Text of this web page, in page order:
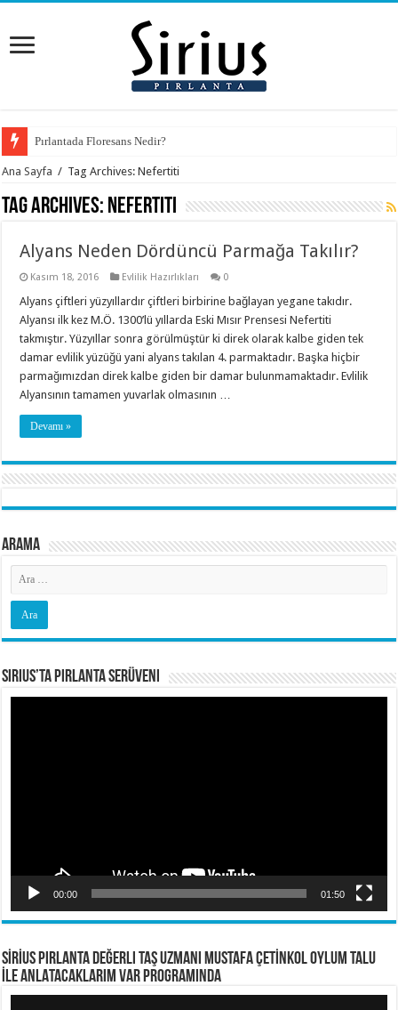
Pırlantada Floresans Nedir?
Ana Sayfa / Tag Archives: Nefertiti
Tag Archives: Nefertiti
Alyans Neden Dördüncü Parmağa Takılır?
Kasım 18, 2016 Evlilik Hazırlıkları 0
Alyans çiftleri yüzyıllardır çiftleri birbirine bağlayan yegane takıdır.
Alyansı ilk kez M.Ö. 1300’lü yıllarda Eski Mısır Prensesi Nefertiti
takmıştır. Yüzyıllar sonra görülmüştür ki direk olarak kalbe giden tek
damar evlilik yüzüğü yani alyans takılan 4. parmaktadır. Başka hiçbir
parmağımızdan direk kalbe giden bir damar bulunmamaktadır. Evlilik
Alyansının tamamen yuvarlak olmasının …
Devamı »
Arama
Sirius’ta Pırlanta Serüveni
00:00 01:50
SİRİUS PIRLANTA Değerli Taş Uzmanı Mustafa ÇETİNKOL OYLUM TALU
İLE ANLATACAKLARIM VAR PROGRAMINDA